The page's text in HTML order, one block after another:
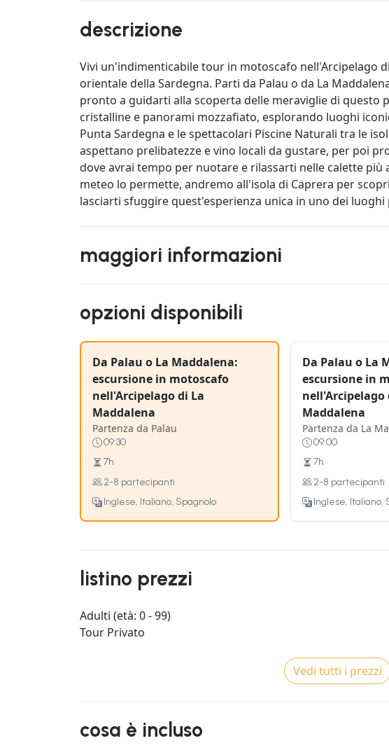
descrizione
Vivi un'indimenticabile tour in motoscafo nell'Arcipelago
orientale della Sardegna. Parti da Palau o da La
pronto a guidarti alla scoperta delle meraviglie di questo
cristalline e panorami mozzafiato, esplorando luoghi
Punta Sardegna e le spettacolari Piscine Naturali tra le
aspettano prelibatezze e vino locali da gustare, per poi
dove avrai tempo per nuotare e rilassarti nelle calette più
meteo lo permette, andremo all'isola di Caprera per
lasciarti sfuggire quest'esperienza unica in uno dei
maggiori informazioni
opzioni disponibili
Da Palau o La Maddalena:
escursione in motoscafo
nell'Arcipelago di La
Maddalena
Partenza da Palau
09:30
7h
2-8 partecipanti
Inglese, Italiano, Spagnolo
Da Palau o La
escursione in
nell'Arcipelago
Maddalena
Partenza da La
09:00
7h
2-8 partecipanti
Inglese, Italiano,
listino prezzi
Adulti (età: 0 - 99)
Tour Privato
Vedi tutti i prezzi
cosa è incluso